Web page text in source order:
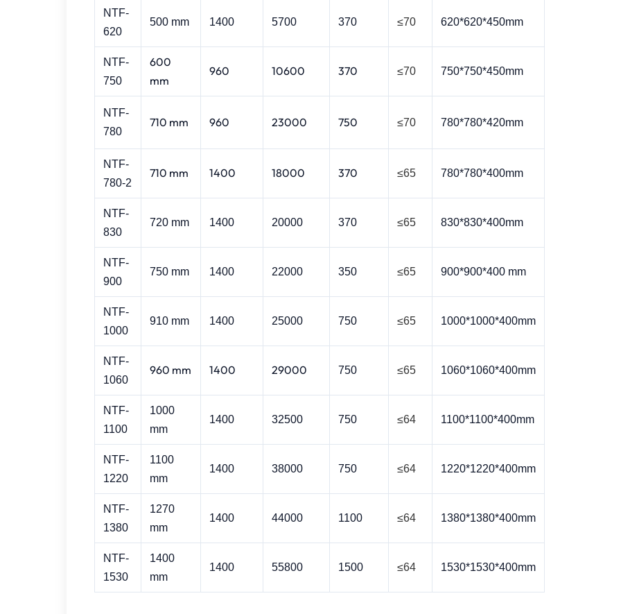
NTF-
620
500 mm 1400 5700 370 ≤70 620*620*450mm
NTF-
750
600
mm
960 10600 370 ≤70 750*750*450mm
NTF-
780
710 mm 960 23000 750 ≤70 780*780*420mm
NTF-
780-2
710 mm 1400 18000 370 ≤65 780*780*400mm
NTF-
830
720 mm 1400 20000 370 ≤65 830*830*400mm
NTF-
900
750 mm 1400 22000 350 ≤65 900*900*400 mm
NTF-
1000
910 mm 1400 25000 750 ≤65 1000*1000*400mm
NTF-
1060
960 mm 1400 29000 750 ≤65 1060*1060*400mm
NTF-
1100
1000
mm
1400 32500 750 ≤64 1100*1100*400mm
NTF-
1220
1100
mm
1400 38000 750 ≤64 1220*1220*400mm
NTF-
1380
1270
mm
1400 44000 1100 ≤64 1380*1380*400mm
NTF-
1530
1400
mm
1400 55800 1500 ≤64 1530*1530*400mm